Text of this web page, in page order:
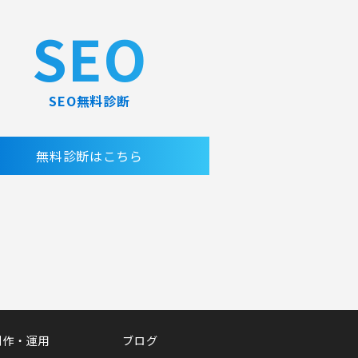
SEO
SEO無料診断
無料診断はこちら
・運用
ブログ